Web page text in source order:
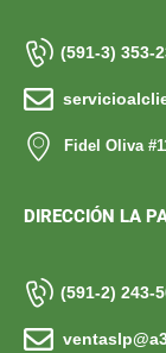
(591-3) 353-
Fidel Oliva
DIRECCIÓN LA
(591-2) 243-